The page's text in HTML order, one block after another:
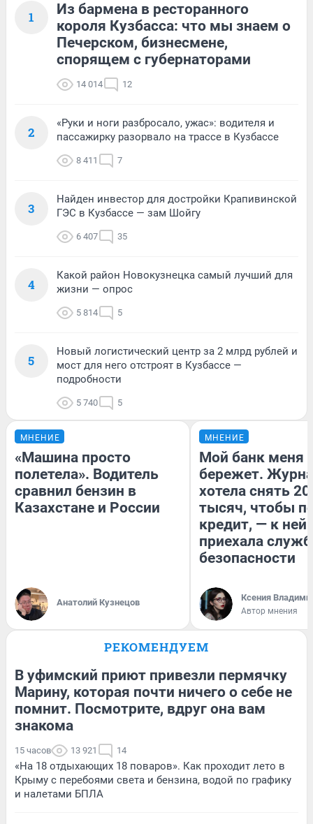
1
Из бармена в ресторанного
короля Кузбасса: что мы знаем о
Печерском, бизнесмене,
спорящем с губернаторами
14 014 12
2
«Руки и ноги разбросало, ужас»: водителя и
пассажирку разорвало на трассе в Кузбассе
8 411 7
3
Найден инвестор для достройки Крапивинской
ГЭС в Кузбассе — зам Шойгу
6 407 35
4
Какой район Новокузнецка самый лучший для
жизни — опрос
5 814 5
5
Новый логистический центр за 2 млрд рублей и
мост для него отстроят в Кузбассе —
подробности
5 740 5
МНЕНИЕ
«Машина просто
полетела». Водитель
сравнил бензин в
Казахстане и России
Анатолий Кузнецов
МНЕНИЕ
Мой банк меня
бережет.
хотела снять
тысяч, чтобы
кредит, — к
приехала
безопасности
Ксения
Автор мнения
РЕКОМЕНДУЕМ
В уфимский приют привезли пермячку
Марину, которая почти ничего о себе не
помнит. Посмотрите, вдруг она вам
знакома
15 часов 13 921 14
«На 18 отдыхающих 18 поваров». Как проходит лето в
Крыму с перебоями света и бензина, водой по графику
и налетами БПЛА